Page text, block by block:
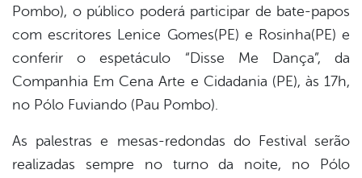
Pombo), o público poderá participar de bate-papos
com escritores Lenice Gomes(PE) e Rosinha(PE) e
conferir o espetáculo “Disse Me Dança”, da
Companhia Em Cena Arte e Cidadania (PE), às 17h,
no Pólo Fuviando (Pau Pombo).
As palestras e mesas-redondas do Festival serão
realizadas sempre no turno da noite, no Pólo